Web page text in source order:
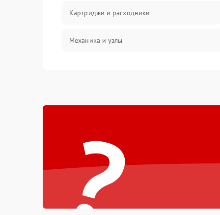
Картриджи и расходники
Механика и узлы
Питание и запуск
Изображение
?